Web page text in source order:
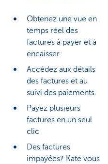
Obtenez une vue en
temps réel des
factures à payer et à
encaisser.
Accédez aux détails
des factures et au
suivi des paiements.
Payez plusieurs
factures en un seul
clic
Des factures
impayées? Kate vous